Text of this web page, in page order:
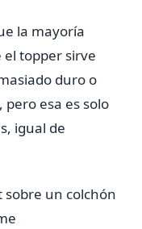
la mayoría
topper sirve
duro o
esa es solo
igual de
un colchón